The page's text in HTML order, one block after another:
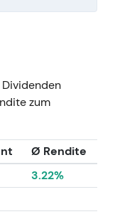
zum
Ø Rendite
3.22%